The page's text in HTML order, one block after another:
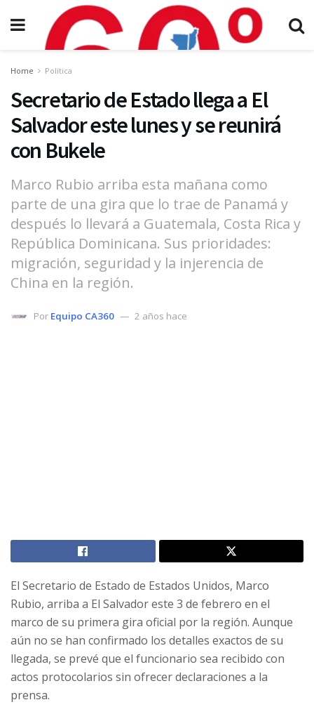
Home Política
Secretario de Estado llega a El
Salvador este lunes y se reunirá
con Bukele
Marco Rubio arriba esta mañana como
parte de una gira que lo trae de Panamá y
después lo llevará a Guatemala, Costa Rica y
República Dominicana. Sus prioridades:
migración, seguridad y la injerencia de
China en la región.
Por Equipo CA360 2 años hace
El Secretario de Estado de Estados Unidos, Marco
Rubio, arriba a El Salvador este 3 de febrero en el
marco de su primera gira oficial por la región. Aunque
aún no se han confirmado los detalles exactos de su
llegada, se prevé que el funcionario sea recibido con
actos protocolarios sin ofrecer declaraciones a la
prensa.